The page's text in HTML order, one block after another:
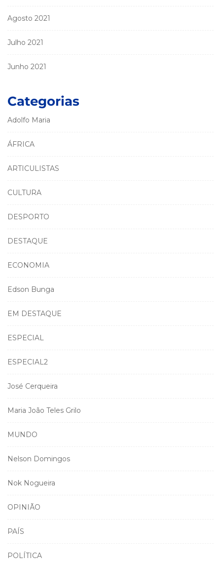
Agosto 2021
Julho 2021
Junho 2021
Categorias
Adolfo Maria
ÁFRICA
ARTICULISTAS
CULTURA
DESPORTO
DESTAQUE
ECONOMIA
Edson Bunga
EM DESTAQUE
ESPECIAL
ESPECIAL2
José Cerqueira
Maria João Teles Grilo
MUNDO
Nelson Domingos
Nok Nogueira
OPINIÃO
PAÍS
POLÍTICA